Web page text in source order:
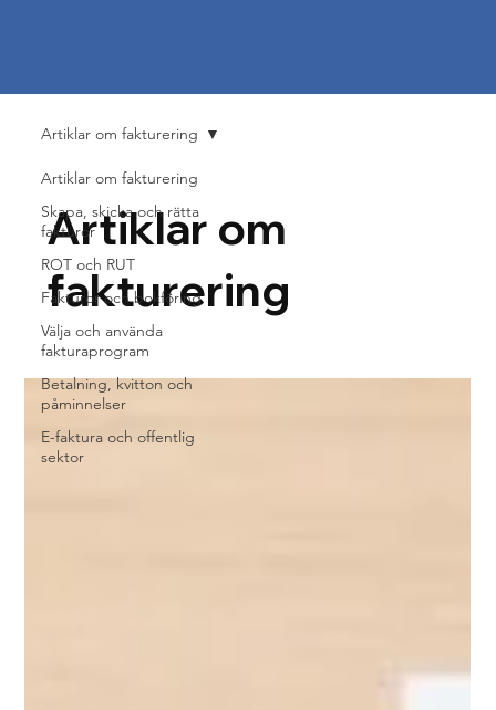
Artiklar om fakturering
Skapa, skicka och rätta
fakturor
ROT och RUT
Fakturor och bokföring
Välja och använda
fakturaprogram
Betalning, kvitton och
påminnelser
E-faktura och offentlig
sektor
Artiklar om fakturering
Artiklar om
fakturering